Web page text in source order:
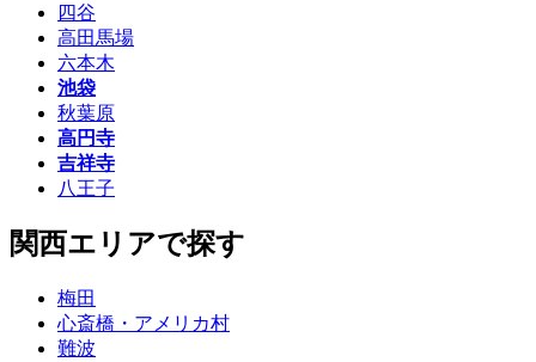
四谷
高田馬場
六本木
池袋
秋葉原
高円寺
吉祥寺
八王子
関西エリアで探す
梅田
心斎橋・アメリカ村
難波